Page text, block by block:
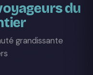
du
grandissante